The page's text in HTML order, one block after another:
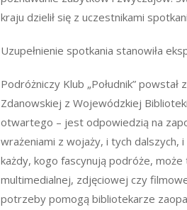
kraju dzielił się z uczestnikami
Uzupełnienie spotkania stanowiła
Podróżniczy Klub „Południk”
Zdanowskiej z Wojewódzkiej
otwartego – jest odpowiedzią na
wrażeniami z wojaży, i tych dalszych,
każdy, kogo fascynują podróże,
multimedialnej, zdjęciowej czy
potrzeby pomogą bibliotekarze